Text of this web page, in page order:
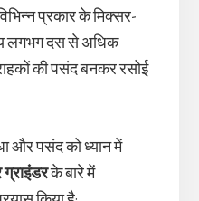
प्रकार के मिक्सर-
लगभग दस से अधिक
की पसंद बनकर रसोई
और पसंद को ध्यान में
ग्राइंडरके बारे में